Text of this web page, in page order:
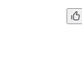
みました。
とのあるガパオと
初
癖